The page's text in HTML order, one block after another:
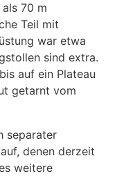
70 m
Teil mit
war etwa
sind extra.
auf ein Plateau
getarnt vom
separater
denen derzeit
weitere